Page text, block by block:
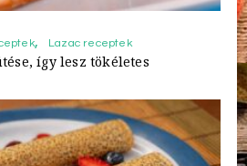
Lazac receptek
így lesz tökéletes